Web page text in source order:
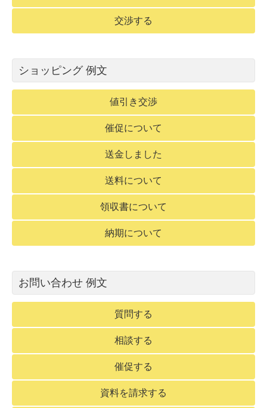
交渉する
ショッピング 例文
値引き交渉
催促について
送金しました
送料について
領収書について
納期について
お問い合わせ 例文
質問する
相談する
催促する
資料を請求する